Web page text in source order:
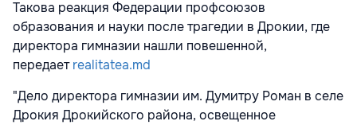
Такова реакция Федерации профсоюзов
образования и науки после трагедии в Дрокии, где
директора гимназии нашли повешенной,
передаетrealitatea.md
"Дело директора гимназии им. Думитру Роман в селе
Дрокия Дрокийского района, освещенное